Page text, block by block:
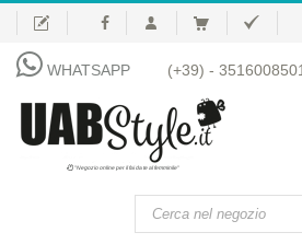
WHATSAPP (+39) - 3516008501
"Negozio online per il fai da te al femminile"